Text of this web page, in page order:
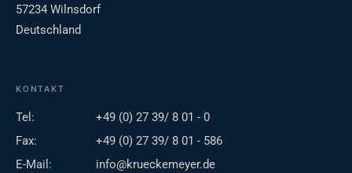
57234 Wilnsdorf
Deutschland
KONTAKT
Tel:
+49 (0) 27 39/ 8 01 - 0
Fax:
+49 (0) 27 39/ 8 01 - 586
E-Mail:
info@krueckemeyer.de